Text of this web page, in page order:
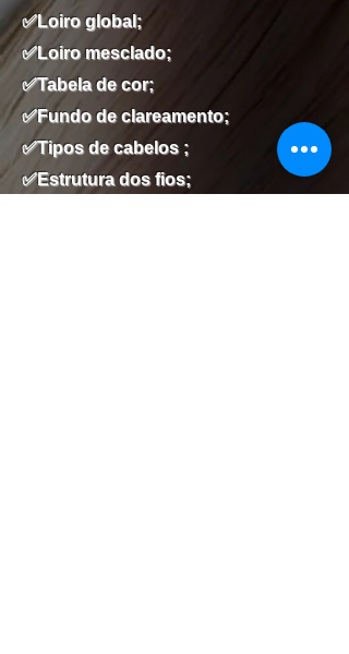
✅Loiro global;
✅Loiro mesclado;
✅Tabela de cor;
✅Fundo de clareamento;
✅Tipos de cabelos ;
✅Estrutura dos fios;